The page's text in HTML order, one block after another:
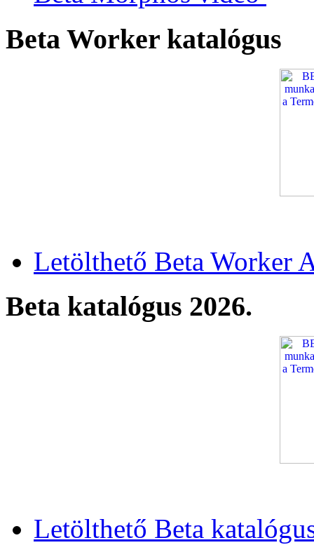
Beta Worker katalógus
Letölthető Beta Worker
Beta katalógus 2026.
Letölthető Beta